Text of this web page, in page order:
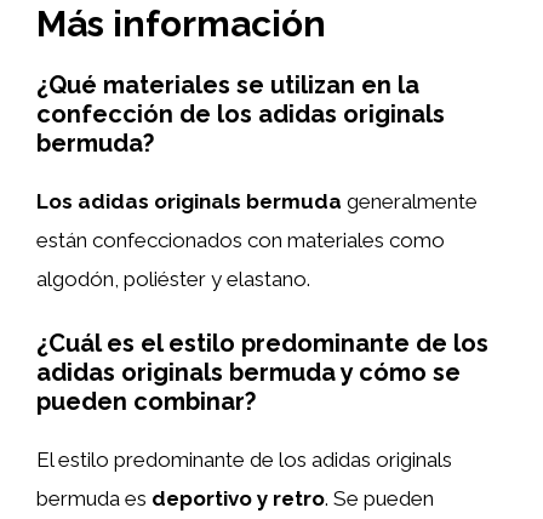
Más información
¿Qué materiales se utilizan en la
confección de los adidas originals
bermuda?
Los adidas originals bermuda generalmente
están confeccionados con materiales como
algodón, poliéster y elastano.
¿Cuál es el estilo predominante de los
adidas originals bermuda y cómo se
pueden combinar?
El estilo predominante de los adidas originals
bermuda es deportivo y retro. Se pueden